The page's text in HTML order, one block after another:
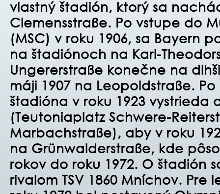
vlastný štadión, ktorý sa
Clemensstraße. Po vstupe do
(MSC) v roku 1906, sa Bayern
na štadiónoch na Karl-
Ungererstraße konečne na
máji 1907 na Leopoldstraße.
štadióna v roku 1923 vystrieda
(Teutoniaplatz Schwere-
Marbachstraße), aby v roku
na Grünwalderstraße, kde
rokov do roku 1972. O štadión
rivalom TSV 1860 Mníchov. Pre